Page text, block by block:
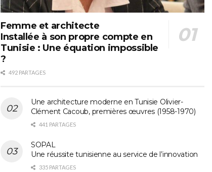
Femme et architecte
Installée à son propre compte en
Tunisie : Une équation impossible
?
492 PARTAGES
Une architecture moderne en Tunisie Olivier-
Clément Cacoub, premières œuvres (1958-1970)
441 PARTAGES
SOPAL
Une réussite tunisienne au service de l’innovation
335 PARTAGES